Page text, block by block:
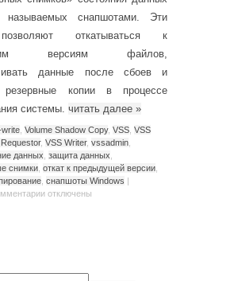
называемых снапшотами. Эти
откатываться к
версиям файлов,
данные после сбоев и
резервные копии в процессе
системы. читать далее »
Volume Shadow Copy, VSS VSS
, VSS Writer, vssadmin
данных защита данных
снимки откат к предыдущей версии
снапшоты Windows |
отключены